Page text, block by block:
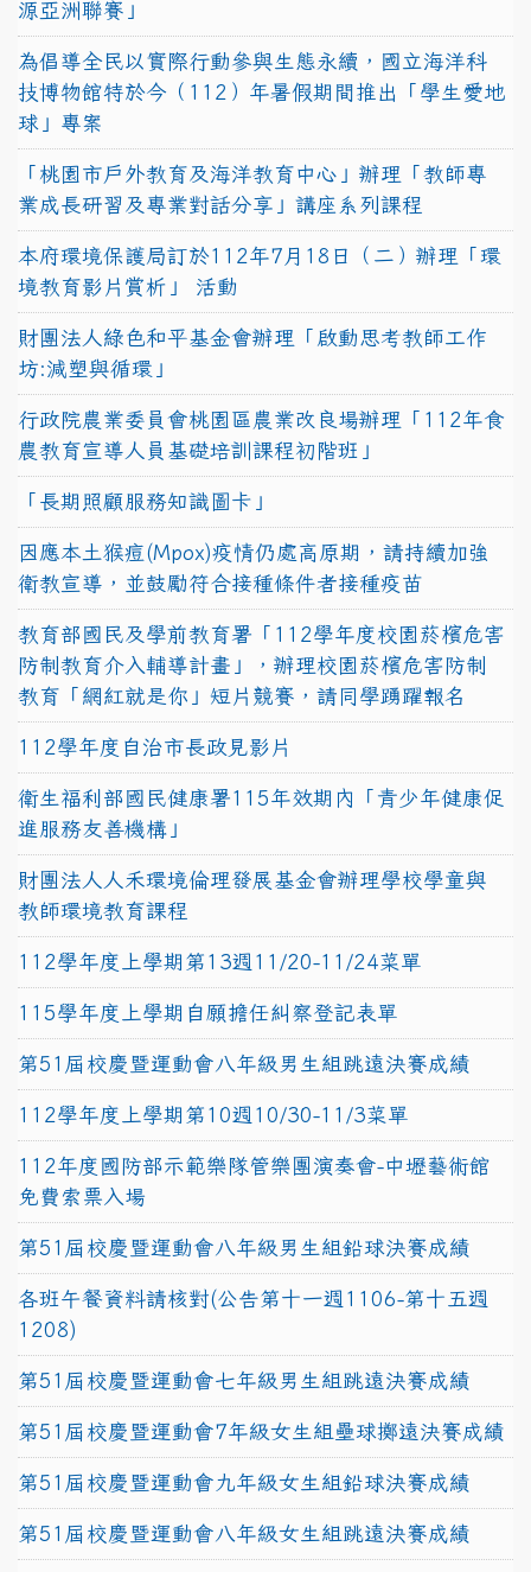
源亞洲聯賽」
為倡導全民以實際行動參與生態永續，國立海洋科
技博物館特於今（112）年暑假期間推出「學生愛地
球」專案
「桃園市戶外教育及海洋教育中心」辦理「教師專
業成長研習及專業對話分享」講座系列課程
本府環境保護局訂於112年7月18日（二）辦理「環
境教育影片賞析」 活動
財團法人綠色和平基金會辦理「啟動思考教師工作
坊:減塑與循環」
行政院農業委員會桃園區農業改良場辦理「112年食
農教育宣導人員基礎培訓課程初階班」
「長期照顧服務知識圖卡」
因應本土猴痘(Mpox)疫情仍處高原期，請持續加強
衛教宣導，並鼓勵符合接種條件者接種疫苗
教育部國民及學前教育署「112學年度校園菸檳危害
防制教育介入輔導計畫」，辦理校園菸檳危害防制
教育「網紅就是你」短片競賽，請同學踴躍報名
112學年度自治市長政見影片
衛生福利部國民健康署115年效期內「青少年健康促
進服務友善機構」
財團法人人禾環境倫理發展基金會辦理學校學童與
教師環境教育課程
112學年度上學期第13週11/20-11/24菜單
115學年度上學期自願擔任糾察登記表單
第51屆校慶暨運動會八年級男生組跳遠決賽成績
112學年度上學期第10週10/30-11/3菜單
112年度國防部示範樂隊管樂團演奏會-中壢藝術館
免費索票入場
第51屆校慶暨運動會八年級男生組鉛球決賽成績
各班午餐資料請核對(公告第十一週1106-第十五週
1208)
第51屆校慶暨運動會七年級男生組跳遠決賽成績
第51屆校慶暨運動會7年級女生組壘球擲遠決賽成績
第51屆校慶暨運動會九年級女生組鉛球決賽成績
第51屆校慶暨運動會八年級女生組跳遠決賽成績